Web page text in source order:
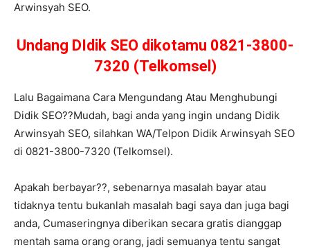
Arwinsyah SEO.
Undang DIdik SEO dikotamu 0821-3800-
7320 (Telkomsel)
Lalu Bagaimana Cara Mengundang Atau Menghubungi
Didik SEO??Mudah, bagi anda yang ingin undang Didik
Arwinsyah SEO, silahkan WA/Telpon Didik Arwinsyah SEO
di 0821-3800-7320 (Telkomsel).
Apakah berbayar??, sebenarnya masalah bayar atau
tidaknya tentu bukanlah masalah bagi saya dan juga bagi
anda, Cumaseringnya diberikan secara gratis dianggap
mentah sama orang orang, jadi semuanya tentu sangat